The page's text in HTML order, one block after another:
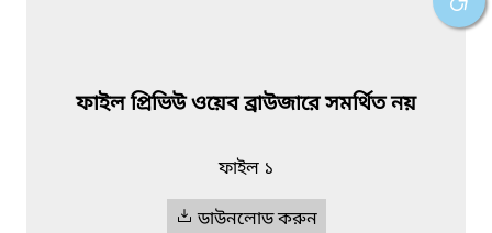
ফাইল প্রিভিউ ওয়েব ব্রাউজারে সমর্থিত নয়
ফাইল ১
ডাউনলোড করুন